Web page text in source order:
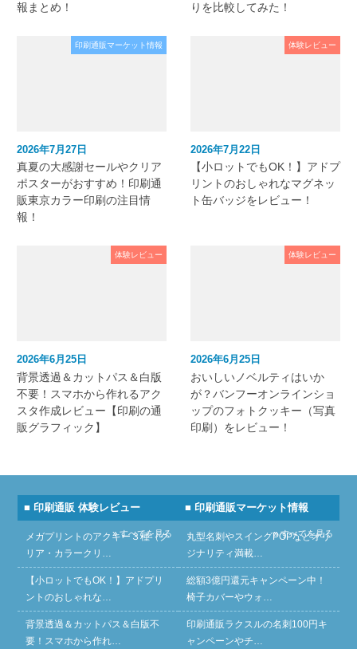
報まとめ！
りを比較してみた！
印刷通販マーケット情報
2026年7月27日
真夏の大感謝セールやクリア
ポスターがおすすめ！印刷通
販東京カラー印刷の注目情
報！
体験レビュー
2026年7月22日
【小ロットでもOK！】アドプ
リントのおしゃれなマグネッ
ト缶バッジをレビュー！
体験レビュー
2026年6月25日
背景透過＆カットパス＆白版
不要！スマホから作れるアク
スタ作成レビュー【印刷の通
販グラフィック】
体験レビュー
2026年6月25日
おいしいノベルティはいか
が？バンフーオンラインショ
ップのフォトクッキー（写真
印刷）をレビュー！
■ 印刷通販 体験レビュー
» すべてを見る
メガプリントのアクキー３種（ク
リア・カラークリ…
【小ロットでもOK！】アドプリ
ントのおしゃれな…
背景透過＆カットパス＆白版不
要！スマホから作れ…
■ 印刷通販マーケット情報
» すべてを見る
丸型名刺やスイングPOPなどオリ
ジナリティ満載…
総額3億円還元キャンペーン中！
椅子カバーやウォ…
印刷通販ラクスルの名刺100円キ
ャンペーンやチ…